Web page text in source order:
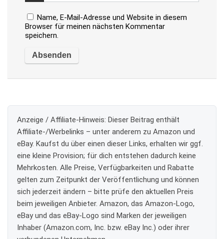
Name, E-Mail-Adresse und Website in diesem
Browser für meinen nächsten Kommentar
speichern.
Anzeige / Affiliate-Hinweis: Dieser Beitrag enthält
Affiliate-/Werbelinks – unter anderem zu Amazon und
eBay. Kaufst du über einen dieser Links, erhalten wir ggf.
eine kleine Provision; für dich entstehen dadurch keine
Mehrkosten. Alle Preise, Verfügbarkeiten und Rabatte
gelten zum Zeitpunkt der Veröffentlichung und können
sich jederzeit ändern – bitte prüfe den aktuellen Preis
beim jeweiligen Anbieter. Amazon, das Amazon-Logo,
eBay und das eBay-Logo sind Marken der jeweiligen
Inhaber (Amazon.com, Inc. bzw. eBay Inc.) oder ihrer